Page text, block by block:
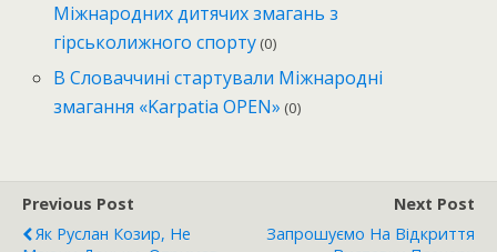
Міжнародних дитячих змагань з
гірськолижного спорту (0)
В Словаччині стартували Міжнародні
змагання «Karpatia OPEN» (0)
Previous Post
Як Руслан Козир, Не
Next Post
Запрошуємо На Відкриття